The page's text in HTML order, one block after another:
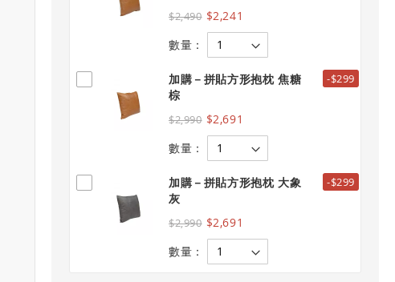
$2,490 $2,241
數量：
加購－拼貼方形抱枕 焦糖
棕
$2,990 $2,691
數量：
-$299
加購－拼貼方形抱枕 大象
灰
$2,990 $2,691
數量：
-$299